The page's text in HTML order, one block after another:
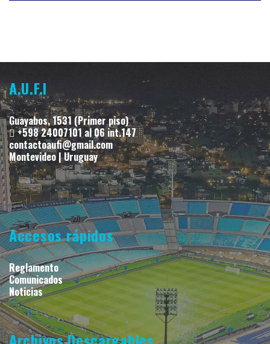
A.U.F.I
Guayabos, 1531 (Primer piso)
+598 24007101 al 06 int.147
contactoaufi@gmail.com
Montevideo | Uruguay
Accesos rápidos
Reglamento
Comunicados
Noticias